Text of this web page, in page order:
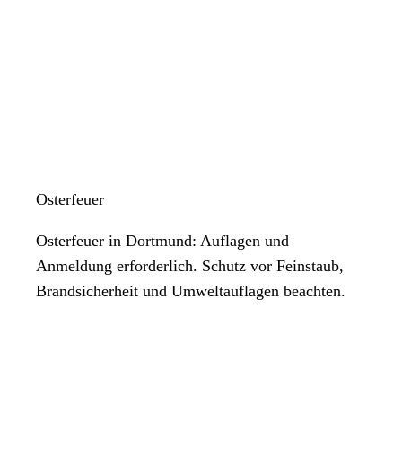
Osterfeuer
Osterfeuer in Dortmund: Auflagen und
Anmeldung erforderlich. Schutz vor Feinstaub,
Brandsicherheit und Umweltauflagen beachten.